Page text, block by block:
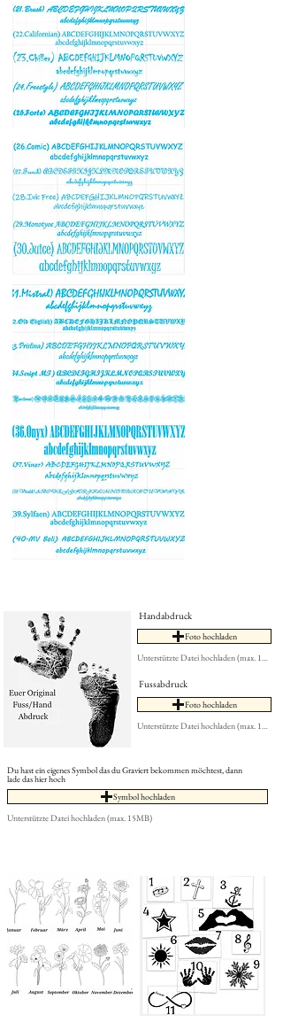
Handabdruck
Foto hochladen
Unterstützte Datei hochladen (max. 15MB)
Fussabdruck
Foto hochladen
Unterstützte Datei hochladen (max. 15MB)
Du hast ein eigenes Symbol das du Graviert bekommen möchtest, dann
lade das hier hoch
Symbol hochladen
Unterstützte Datei hochladen (max. 15MB)